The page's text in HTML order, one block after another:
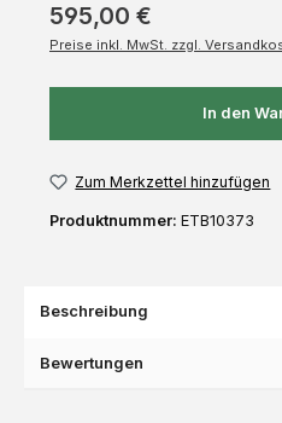
595,00 €
Preise inkl. MwSt. zzgl.
In den
Zum Merkzettel hinzufügen
Produktnummer: ETB10373
Beschreibung
Bewertungen